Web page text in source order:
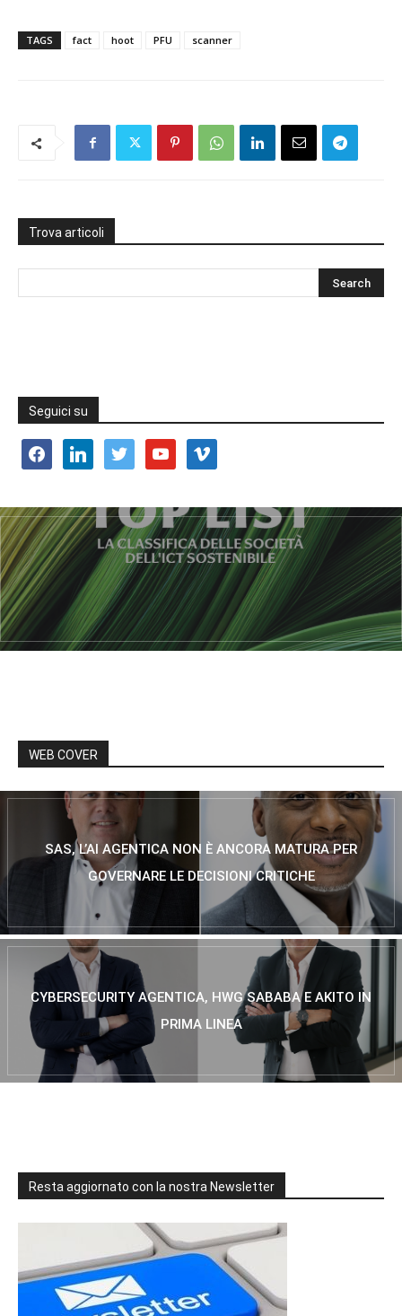
TAGS fact hoot PFU scanner
Trova articoli
Seguici su
facebooklinkedin twitter youtube vimeo
WEB COVER
SAS, L’AI AGENTICA NON È ANCORA MATURA PER
GOVERNARE LE DECISIONI CRITICHE
CYBERSECURITY AGENTICA, HWG SABABA E AKITO IN
PRIMA LINEA
Resta aggiornato con la nostra Newsletter